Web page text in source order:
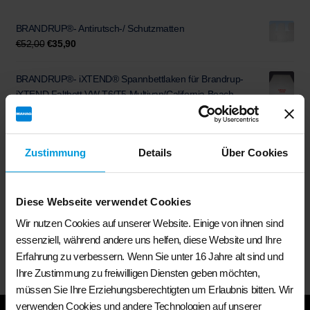
Zustimmung Details Über Cookies
Diese Webseite verwendet Cookies
Wir nutzen Cookies auf unserer Website. Einige von ihnen sind
essenziell, während andere uns helfen, diese Website und Ihre
Erfahrung zu verbessern. Wenn Sie unter 16 Jahre alt sind und
Ihre Zustimmung zu freiwilligen Diensten geben möchten,
müssen Sie Ihre Erziehungsberechtigten um Erlaubnis bitten. Wir
verwenden Cookies und andere Technologien auf unserer
BRANDRUP®- Antirutsch-/ Schutzmatten
€52,00 Ursprünglicher
war:
€52,00
€35,90Aktueller
ist:
€35,90.
BRANDRUP®- iXTEND® Spannbettlaken für Brandrup-
iXTEND Faltbett VW T6/T5 Multivan/California Beach
€69,90
€69,90€54,99.
BRANDRUP® - iXTEND® Spannbettlaken für VW Grand
California 680, Heckbett, 3-teilig
€164,51Ursprünglicher
war:
€164,51
€129,90Aktueller
ist:
€129,90.
California Beach, Ocean, Coast
€154,00